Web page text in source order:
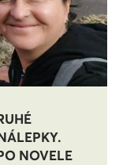
NOVELE